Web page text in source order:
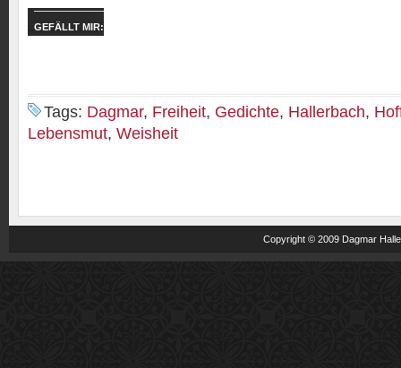
GEFÄLLT MIR:
Tags: Dagmar, Freiheit, Gedichte, Hallerbach,
Lebensmut, Weisheit
Copyright © 2009 Dagmar